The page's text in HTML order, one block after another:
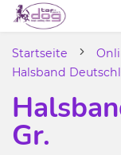
Startseite
Halsband
Gr.